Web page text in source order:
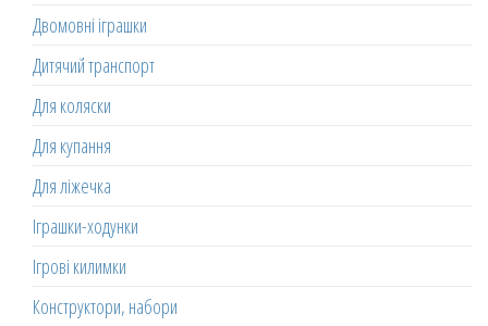
Двомовні іграшки
Дитячий транспорт
Для коляски
Для купання
Для ліжечка
Іграшки-ходунки
Ігрові килимки
Конструктори, набори